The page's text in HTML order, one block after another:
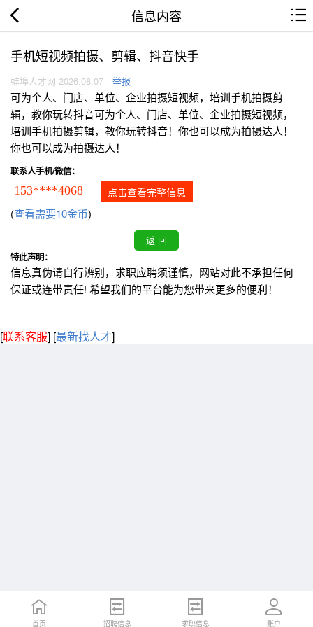
信息内容
手机短视频拍摄、剪辑、抖音快手
蚌埠人才网 2026.08.07 举报
可为个人、门店、单位、企业拍摄短视频，培训手机拍摄剪
辑，教你玩转抖音可为个人、门店、单位、企业拍摄短视频，
培训手机拍摄剪辑，教你玩转抖音！你也可以成为拍摄达人！
你也可以成为拍摄达人！
联系人手机/微信：
153****4068 点击查看完整信息
(查看需要10金币)
特此声明：
信息真伪请自行辨别，求职应聘须谨慎，网站对此不承担任何
保证或连带责任! 希望我们的平台能为您带来更多的便利！
[联系客服] [最新找人才]
首页 招聘信息 求职信息 账户